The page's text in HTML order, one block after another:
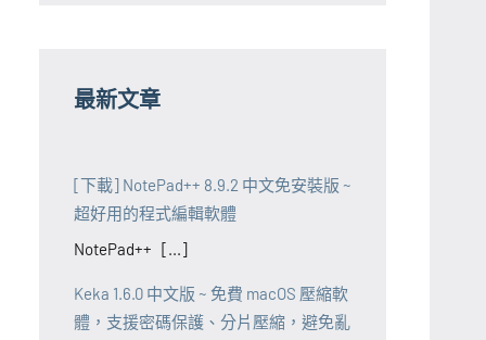
最新文章
[下載] NotePad++ 8.9.2 中文免安裝版 ~
超好用的程式編輯軟體
NotePad++ [...]
Keka 1.6.0 中文版 ~ 免費 macOS 壓縮軟
體，支援密碼保護、分片壓縮，避免亂